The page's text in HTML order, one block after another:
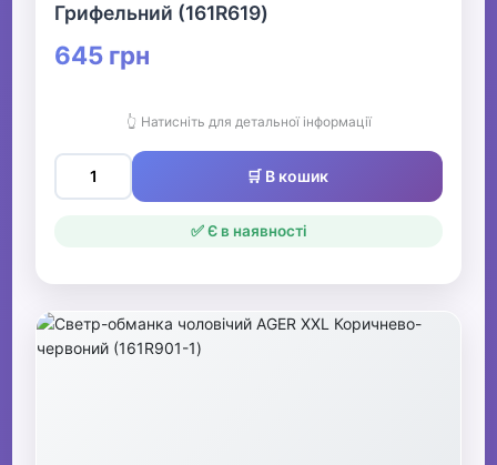
Грифельний (161R619)
645 грн
👆 Натисніть для детальної інформації
🛒 В кошик
✅ Є в наявності